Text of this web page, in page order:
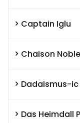
Captain Iglu
Chaison
Dadaismus-ic
Das Heimdall